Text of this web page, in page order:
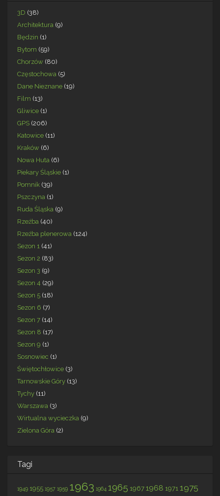
3D (38)
Architektura (9)
Będzin (1)
Bytom (59)
Chorzów (80)
Częstochowa (5)
Dane Nieznane (19)
Film (13)
Gliwice (1)
GPS (206)
Katowice (11)
Kraków (6)
Nowa Huta (6)
Piekary Śląskie (1)
Pomnik (39)
Pszczyna (1)
Ruda Śląska (9)
Rzeźba (40)
Rzeźba plenerowa (124)
Sezon 1 (41)
Sezon 2 (83)
Sezon 3 (9)
Sezon 4 (29)
Sezon 5 (18)
Sezon 6 (7)
Sezon 7 (14)
Sezon 8 (17)
Sezon 9 (1)
Sosnowiec (1)
Świętochłowice (3)
Tarnowskie Góry (13)
Tychy (11)
Warszawa (3)
Wirtualna wycieczka (9)
Zielona Góra (2)
Tagi
1949 1955 1957 1959 1963 1964 1965 19671968 1971 1975